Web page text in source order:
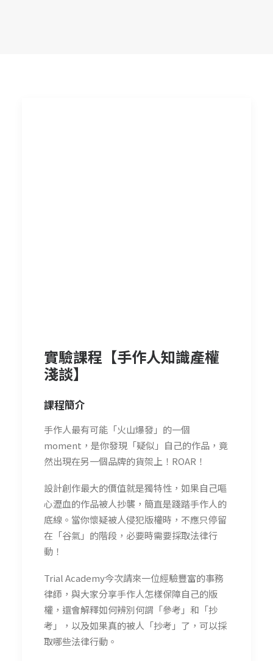
實驗課程【手作人知識產權
淺談】
課程簡介
手作人最有可能「火山爆發」的一個
moment，是你發現「疑似」自己的作品，竟
然出現在另一個品牌的貨架上！ROAR！
設計創作最大的價值就是獨特性，如果自己嘔
心瀝血的作品被人抄襲，簡直是踐踏手作人的
底線。當你懷疑被人侵犯版權時，不應只停留
在「谷氣」的階段，必要時需要採取法律行
動！
Trial Academy今次請來一位經驗豐富的事務
律師，與大家分享手作人怎樣保障自己的版
權，還會解釋如何辨別何謂「參考」和「抄
考」，以及如果真的被人「抄考」了，可以採
取哪些法律行動。